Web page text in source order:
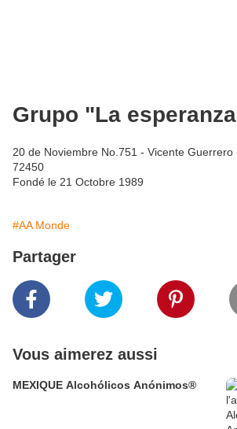
Grupo "La
20 de Noviembre No.751 - Vicente Guerrero
72450
Fondé le 21 Octobre 1989
#AA Monde
Partager
Vous aimerez aussi
MEXIQUE Alcohólicos Anónimos®